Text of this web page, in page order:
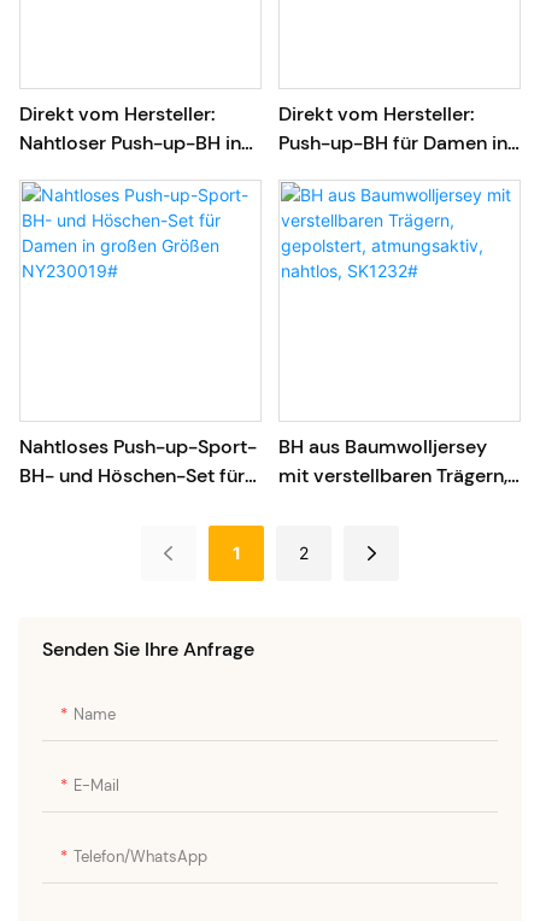
Senden Sie Ihre Anfrage
Name
E-Mail
Telefon/WhatsApp
Direkt vom Hersteller:
Nahtloser Push-up-BH in
figurbetonend
Direkt vom Hersteller:
Push-up-BH für Damen in
Sportunterwäsche
Nahtloses Push-up-Sport-
BH- und Höschen-Set für
BH aus Baumwolljersey
mit verstellbaren Trägern,
1 2